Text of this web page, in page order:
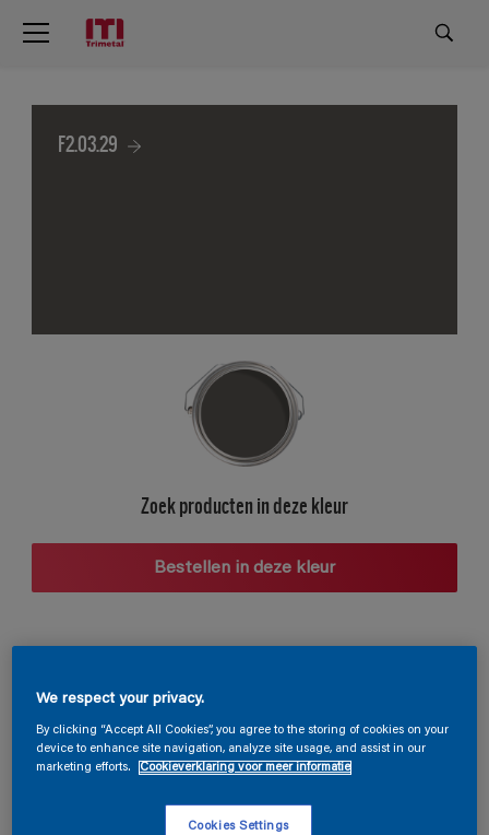
F2.03.29
Zoek producten in deze kleur
Bestellen in deze kleur
Voorgestelde kleurcombinaties
De perfecte wit
We respect your privacy.
By clicking “Accept All Cookies”, you agree to the storing of cookies on your
device to enhance site navigation, analyze site usage, and assist in our
marketing efforts.
Cookieverklaring voor meer informatie
Cookies Settings